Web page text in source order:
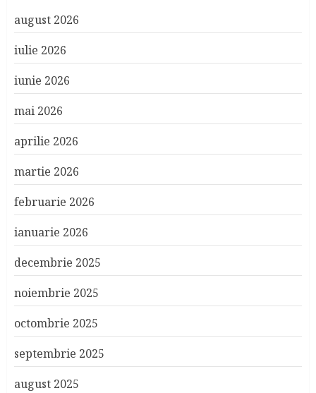
august 2026
iulie 2026
iunie 2026
mai 2026
aprilie 2026
martie 2026
februarie 2026
ianuarie 2026
decembrie 2025
noiembrie 2025
octombrie 2025
septembrie 2025
august 2025